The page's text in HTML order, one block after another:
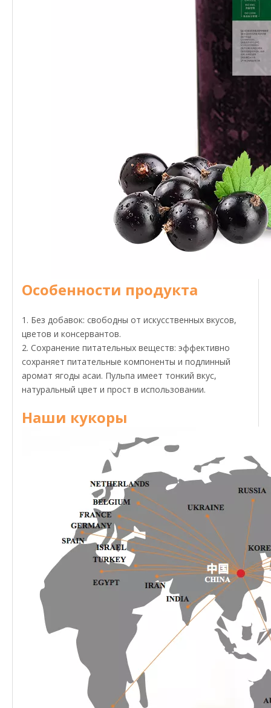
Особенности продукта
1. Без добавок: свободны от искусственных вкусов,
цветов и консервантов.
2. Сохранение питательных веществ: эффективно
сохраняет питательные компоненты и подлинный
аромат ягоды асаи. Пульпа имеет тонкий вкус,
натуральный цвет и прост в использовании.
Наши кукоры